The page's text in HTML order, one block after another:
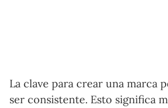
La clave para crear una marca
ser consistente. Esto significa